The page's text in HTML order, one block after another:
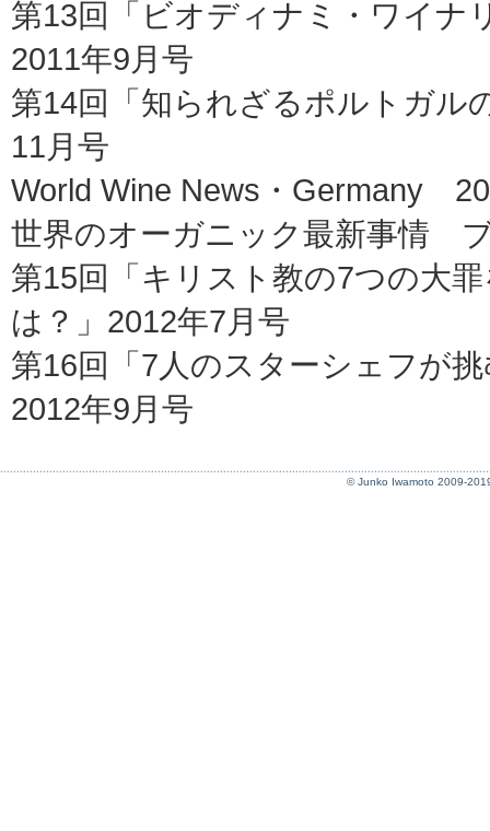
第13回「ビオディナミ・ワイ
2011年9月号
第14回「知られざるポルトガ
11月号
World Wine News・Germany
世界のオーガニック最新事情
第15回「キリスト教の7つの大
は？」2012年7月号
第16回「7人のスターシェフが
2012年9月号
© Junko Iwamoto 2009-